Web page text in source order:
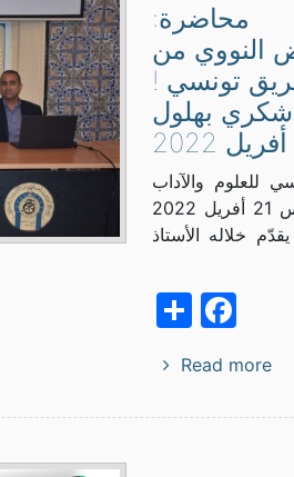
محاضرة:
النووي من
تونسي !
شكري بهلول
للعلوم والآداب
والفنون “بيت الحكمة” يوم الخميس 21 أفريل 2022
خلاله الأستاذ
Facebook
Read more